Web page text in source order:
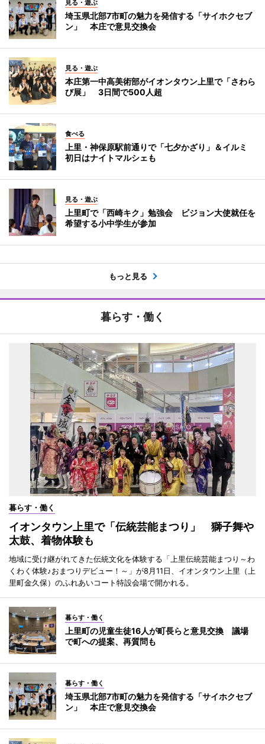
見る・遊ぶ
埼玉県北部7市町の魅力を発信する「サイホクセブ
ン」 本庄で意見交換会
見る・遊ぶ
本庄第一中高美術部がイオンタウン上里で「さわら
び展」 3日間で500人超
食べる
上里・神保原駅前通りで「七夕かざり」＆イルミ
初日はナイトマルシェも
見る・遊ぶ
上里町で「西崎キク」勉強会 ビジョン大使就任を
希望する小中学生が参加
もっと見る
暮らす・働く
暮らす・働く
イオンタウン上里で「伝統芸能まつり」 獅子舞や
太鼓、着物体験も
地域に受け継がれてきた伝統文化を体験する「上里伝統芸能まつり～わ
くわく体験♪おまつりデビュー！～」が8月11日、イオンタウン上里（上
里町金久保）のふれあいコート特設会場で開かれる。
暮らす・働く
上里町の児童生徒16人が町長らと意見交換 議場
で町への提案、再質問も
暮らす・働く
埼玉県北部7市町の魅力を発信する「サイホクセブ
ン」 本庄で意見交換会